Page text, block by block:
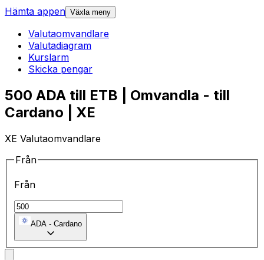
Hämta appen Växla meny
Valutaomvandlare
Valutadiagram
Kurslarm
Skicka pengar
500 ADA till ETB | Omvandla - till
Cardano | XE
XE Valutaomvandlare
Från
Från
ADA - Cardano